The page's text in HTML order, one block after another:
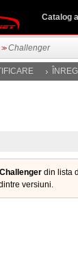
Catalog
>> Challenger
din lista
versiuni.